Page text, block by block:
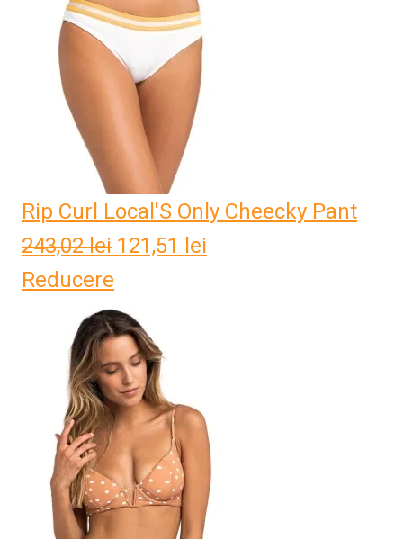
171,84 lei.
Rip Curl Local'S Only Cheecky Pant
243,02lei Prețul
a
fost:
243,02 lei.
121,51 lei
Reducere